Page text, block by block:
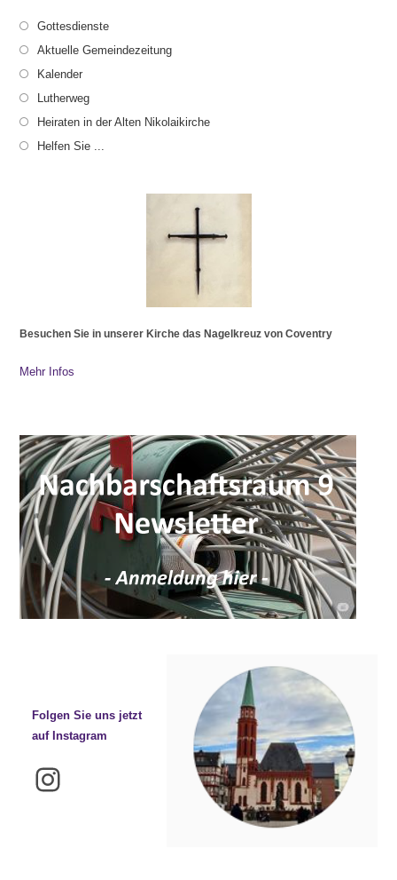
Gottesdienste
Aktuelle Gemeindezeitung
Kalender
Lutherweg
Heiraten in der Alten Nikolaikirche
Helfen Sie ...
Besuchen Sie in unserer Kirche das Nagelkreuz von Coventry
Mehr Infos
Folgen Sie uns jetzt
auf Instagram
Instagram